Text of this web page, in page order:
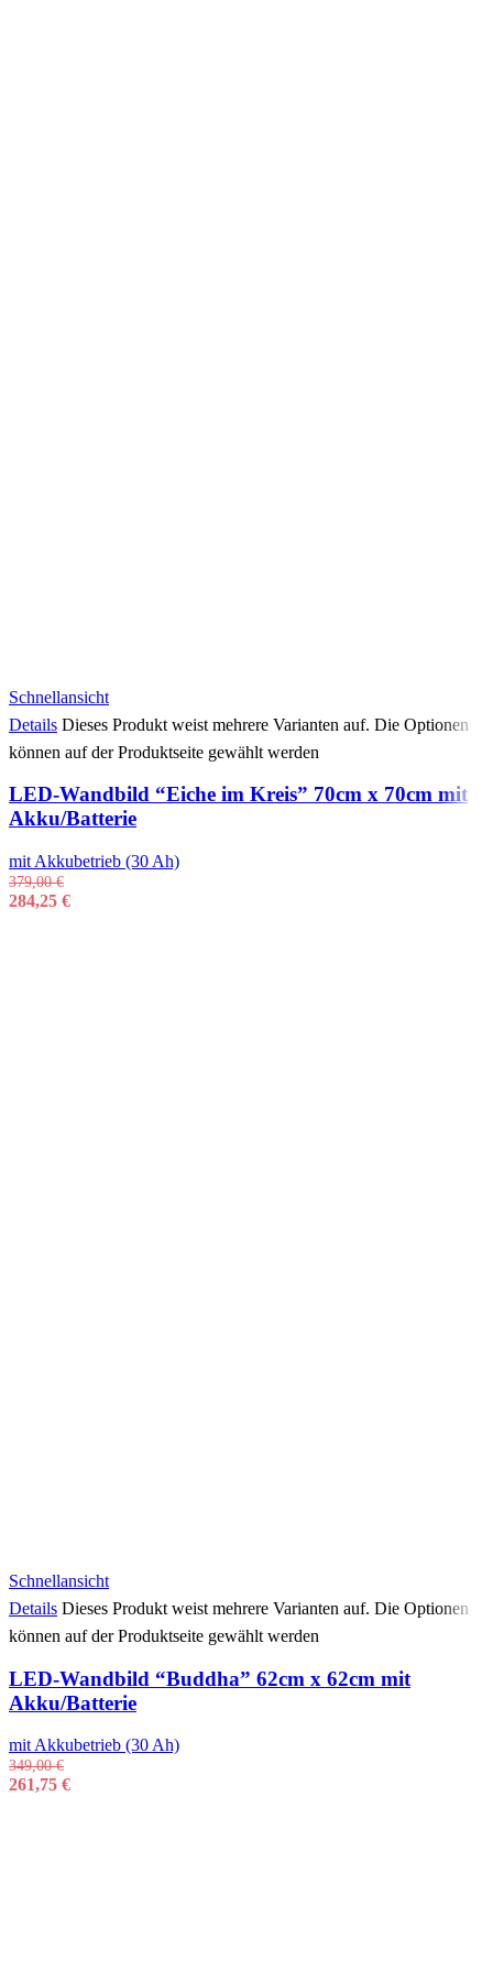
Schnellansicht
Details Dieses Produkt weist mehrere Varianten auf. Die Optionen
können auf der Produktseite gewählt werden
LED-Wandbild “Eiche im Kreis” 70cm x 70cm mit
Akku/Batterie
mit Akkubetrieb (30 Ah)
379,00€
284,25 €
Schnellansicht
Details Dieses Produkt weist mehrere Varianten auf. Die Optionen
können auf der Produktseite gewählt werden
LED-Wandbild “Buddha” 62cm x 62cm mit
Akku/Batterie
mit Akkubetrieb (30 Ah)
349,00€
261,75 €